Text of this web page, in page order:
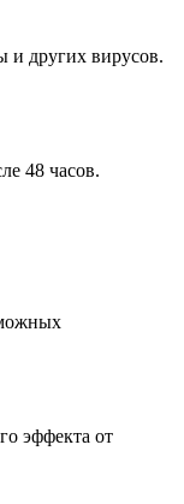
и других вирусов.
48 часов.
эффекта от